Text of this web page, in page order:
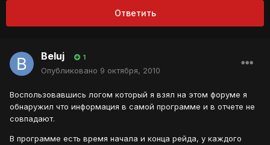
Ответить
Beluj 1
Опубликовано 9 октября, 2010
Воспользовавшись логом который я взял на этом форуме я
обнаружил что информация в самой программе и в отчете не
совпадают.
В программе есть время начала и конца рейда, у каждого